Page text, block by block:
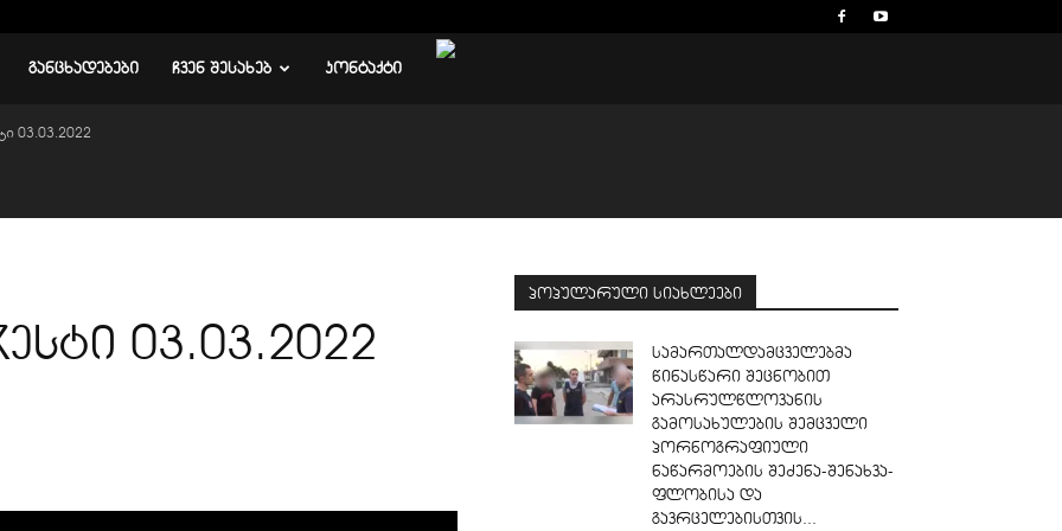
ᲒᲐᲜᲪᲮᲐᲓᲔᲑᲔᲑᲘ ᲩᲕᲔᲜ ᲨᲔᲡᲐᲮᲔᲑ ᲙᲝᲜᲢᲐᲥᲢᲘ
03.03.2022
03.03.2022
პოპულარული სიახლეები
სამართალდამცველებმა
წინასწარი შეცნობით
არასრულწლოვანის
გამოსახულების შემცველი
პორნოგრაფიული
ნაწარმოების შეძენა-შენახვა-
ფლობისა და
გავრცელებისთვის...